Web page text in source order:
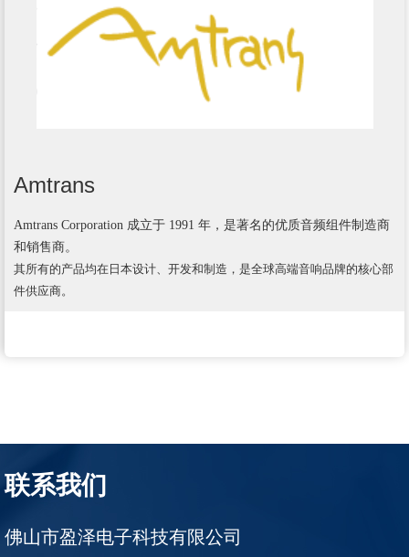
Amtrans
Amtrans Corporation 成立于 1991 年，是著名的优质音频组件制造商
和销售商。
其所有的产品均在日本设计、开发和制造，是全球高端音响品牌的核心部
件供应商。
联系我们
佛山市盈泽电子科技有限公司